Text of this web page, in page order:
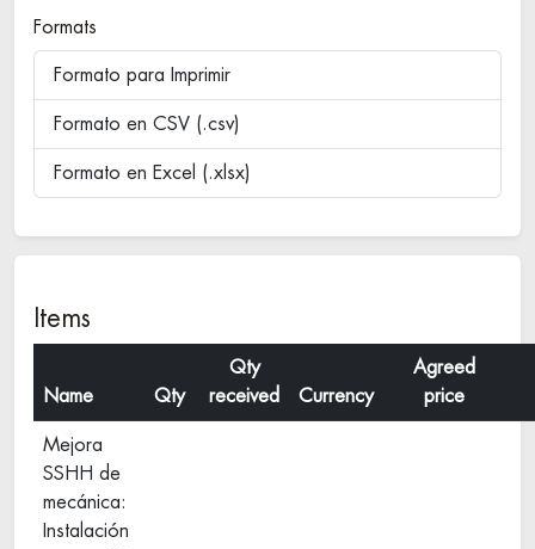
Formats
Formato para Imprimir
Formato en CSV (.csv)
Formato en Excel (.xlsx)
Items
Name Qty
Qty
received
Currency
Agreed
price
Mejora
SSHH de
mecánica:
Instalación